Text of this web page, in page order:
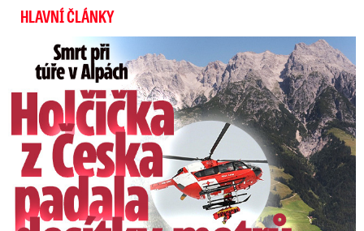
HLAVNÍ ČLÁNKY
Smrt Češky (†14) v Alpách: Zemřela při túře s rodiči